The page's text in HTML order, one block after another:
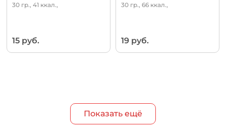
30 гр., 41 ккал.,
15 руб.
30 гр., 66 ккал.,
19 руб.
Показать ещё